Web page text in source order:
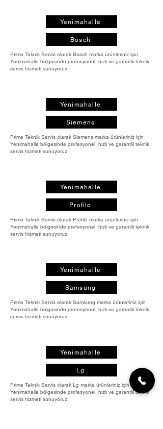
Yenimahalle
Bosch
Prime Teknik Servis olarak Bosch marka ürünleriniz için
Yenimahalle bölgesinde profesyonel, hızlı ve garantili teknik
servis hizmeti sunuyoruz.
Yenimahalle
Siemens
Prime Teknik Servis olarak Siemens marka ürünleriniz için
Yenimahalle bölgesinde profesyonel, hızlı ve garantili teknik
servis hizmeti sunuyoruz.
Yenimahalle
Profilo
Prime Teknik Servis olarak Profilo marka ürünleriniz için
Yenimahalle bölgesinde profesyonel, hızlı ve garantili teknik
servis hizmeti sunuyoruz.
Yenimahalle
Samsung
Prime Teknik Servis olarak Samsung marka ürünleriniz için
Yenimahalle bölgesinde profesyonel, hızlı ve garantili teknik
servis hizmeti sunuyoruz.
Yenimahalle
Lg
Prime Teknik Servis olarak Lg marka ürünleriniz için
Yenimahalle bölgesinde profesyonel, hızlı ve garantili teknik
servis hizmeti sunuyoruz.